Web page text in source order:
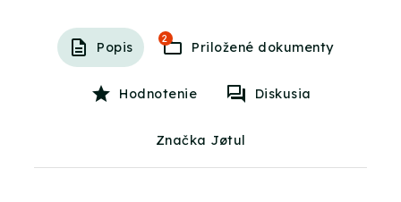
Popis
2
Hodnotenie Diskusia
Značka Jøtul